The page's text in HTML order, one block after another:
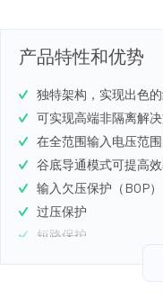
产品特性和优势
独特架构，实现出色
可实现高端非隔离解
在全范围输入电压范围
谷底导通模式可提高
输入欠压保护（BOP）
过压保护
短路保护